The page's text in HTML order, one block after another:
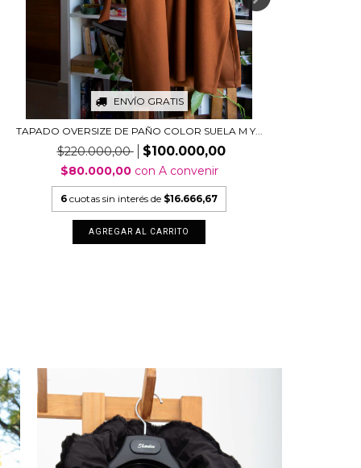
ENVÍO GRATIS
TAPADO OVERSIZE DE PAÑO COLOR SUELA M Y...
$220.000,00 $100.000,00
$80.000,00 con A convenir
6 cuotas sin interés de $16.666,67
AGREGAR AL CARRITO